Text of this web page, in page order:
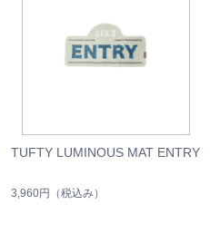
TUFTY LUMINOUS MAT ENTRY
3,960円 （税込み）